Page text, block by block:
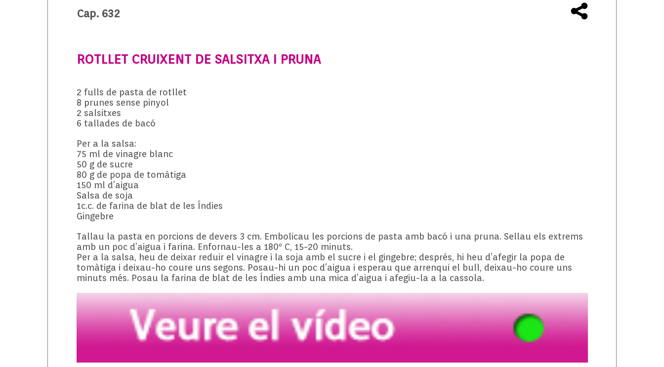
Cap. 632
ROTLLET CRUIXENT DE SALSITXA I PRUNA
2 fulls de pasta de rotllet
8 prunes sense pinyol
2 salsitxes
6 tallades de bacó
Per a la salsa:
75 ml de vinagre blanc
50 g de sucre
80 g de popa de tomàtiga
150 ml d’aigua
Salsa de soja
1c.c. de farina de blat de les Índies
Gingebre
Tallau la pasta en porcions de devers 3 cm. Embolicau les porcions de pasta amb bacó i una pruna. Sellau els extrems
amb un poc d’aigua i farina. Enfornau-les a 180º C, 15-20 minuts.
Per a la salsa, heu de deixar reduir el vinagre i la soja amb el sucre i el gingebre; després, hi heu d’afegir la popa de
tomàtiga i deixau-ho coure uns segons. Posau-hi un poc d’aigua i esperau que arrenqui el bull, deixau-ho coure uns
minuts més. Posau la farina de blat de les Índies amb una mica d’aigua i afegiu-la a la cassola.